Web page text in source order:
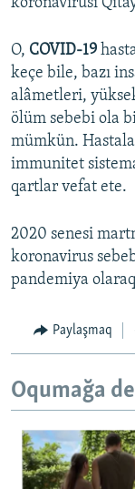
koronavirusı
O, COVID-19
keçe bile, bazı
alâmetleri,
ölüm sebebi ola
mümkün.
immunitet
qartlar vefat ete.
2020 senesi
koronavirus
pandemiya olaraq
Paylaşmaq
Oqumağa